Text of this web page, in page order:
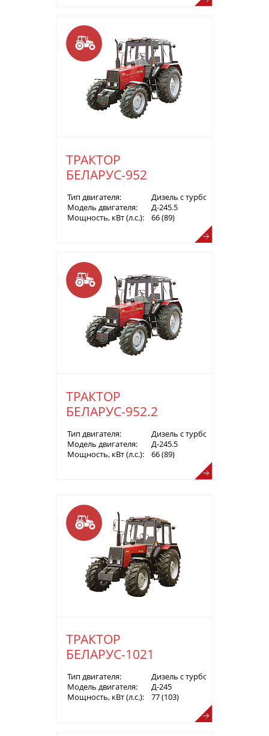
ТРАКТОР
БЕЛАРУС-952
Тип двигателя:
Дизель с турбонаддувом
Модель двигателя:
Д-245.5
Мощность, кВт (л.с.):
66 (89)
ТРАКТОР
БЕЛАРУС-952.2
Тип двигателя:
Дизель с турбонаддувом
Модель двигателя:
Д-245.5
Мощность, кВт (л.с.):
66 (89)
ТРАКТОР
БЕЛАРУС-1021
Тип двигателя:
Дизель с турбонаддувом
Модель двигателя:
Д-245
Мощность, кВт (л.с.):
77 (103)